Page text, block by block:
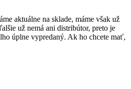
aktuálne na sklade, máme však už
už nemá ani distribútor, preto je
úplne vypredaný. Ak ho chcete mať,